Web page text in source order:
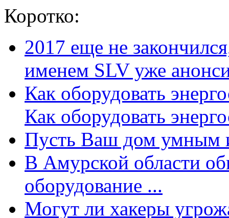
Коротко:
2017 еще не
именем SLV уже
Как оборудовать
Как оборудовать
Пусть Ваш дом умным
В Амурской области
оборудование ...
Могут ли хакеры